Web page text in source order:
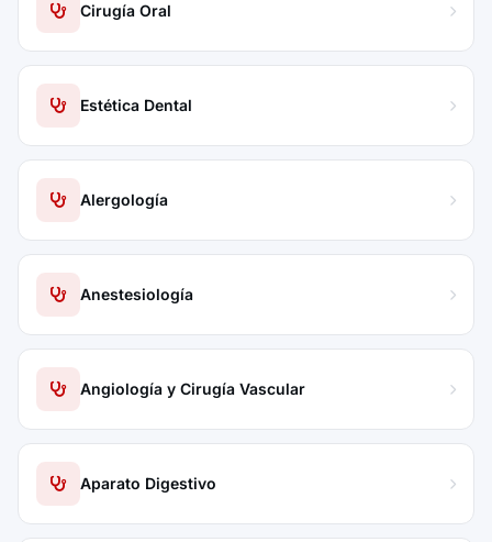
Cirugía Oral
Estética Dental
Alergología
Anestesiología
Angiología y Cirugía Vascular
Aparato Digestivo